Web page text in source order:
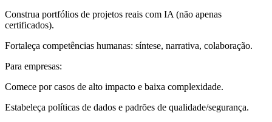
Construa portfólios de projetos reais com IA (não apenas
certificados).
Fortaleça competências humanas: síntese, narrativa, colaboração.
Para empresas:
Comece por casos de alto impacto e baixa complexidade.
Estabeleça políticas de dados e padrões de qualidade/segurança.